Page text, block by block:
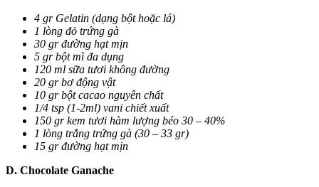
4 gr Gelatin (dạng bột hoặc lá)
1 lòng đỏ trứng gà
30 gr đường hạt mịn
5 gr bột mì đa dụng
120 ml sữa tươi không đường
20 gr bơ động vật
10 gr bột cacao nguyên chất
1/4 tsp (1-2ml) vani chiết xuất
150 gr kem tươi hàm lượng béo 30 – 40%
1 lòng trắng trứng gà (30 – 33 gr)
15 gr đường hạt mịn
D. Chocolate Ganache